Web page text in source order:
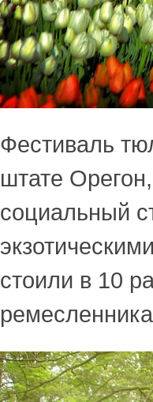
Фестиваль
штате
социальный
стоили в 10